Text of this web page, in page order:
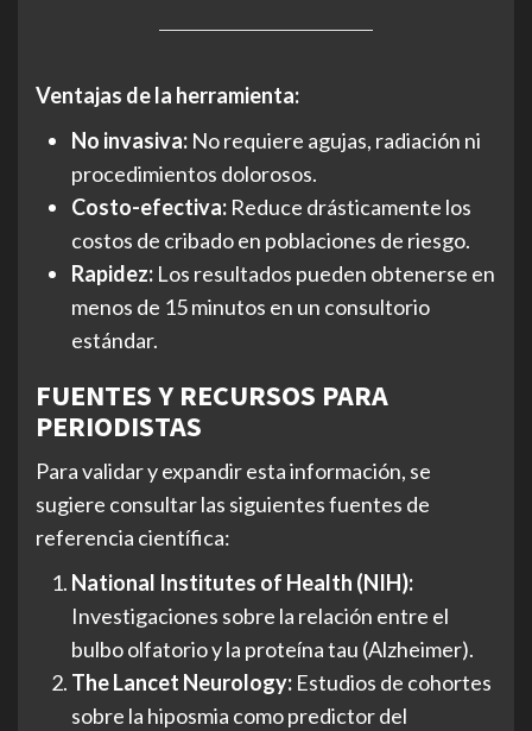
Ventajas de la herramienta:
No invasiva: No requiere agujas, radiación ni
procedimientos dolorosos.
Costo-efectiva: Reduce drásticamente los
costos de cribado en poblaciones de riesgo.
Rapidez: Los resultados pueden obtenerse en
menos de 15 minutos en un consultorio
estándar.
FUENTES Y RECURSOS PARA
PERIODISTAS
Para validar y expandir esta información, se
sugiere consultar las siguientes fuentes de
referencia científica:
National Institutes of Health (NIH):
Investigaciones sobre la relación entre el
bulbo olfatorio y la proteína tau (Alzheimer).
The Lancet Neurology: Estudios de cohortes
sobre la hiposmia como predictor del